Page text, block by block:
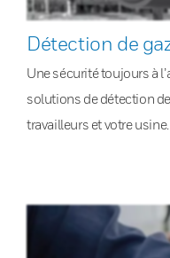
Détection de
Une sécurité toujours à
solutions de détection
travailleurs et votre usine.